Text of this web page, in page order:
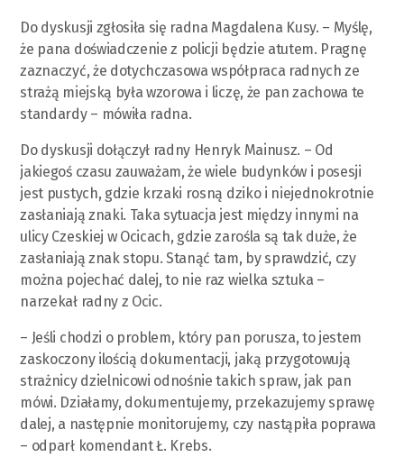
Do dyskusji zgłosiła się radna Magdalena Kusy. – Myślę,
że pana doświadczenie z policji będzie atutem. Pragnę
zaznaczyć, że dotychczasowa współpraca radnych ze
strażą miejską była wzorowa i liczę, że pan zachowa te
standardy – mówiła radna.
Do dyskusji dołączył radny Henryk Mainusz. – Od
jakiegoś czasu zauważam, że wiele budynków i posesji
jest pustych, gdzie krzaki rosną dziko i niejednokrotnie
zasłaniają znaki. Taka sytuacja jest między innymi na
ulicy Czeskiej w Ocicach, gdzie zarośla są tak duże, że
zasłaniają znak stopu. Stanąć tam, by sprawdzić, czy
można pojechać dalej, to nie raz wielka sztuka –
narzekał radny z Ocic.
– Jeśli chodzi o problem, który pan porusza, to jestem
zaskoczony ilością dokumentacji, jaką przygotowują
strażnicy dzielnicowi odnośnie takich spraw, jak pan
mówi. Działamy, dokumentujemy, przekazujemy sprawę
dalej, a następnie monitorujemy, czy nastąpiła poprawa
– odparł komendant Ł. Krebs.